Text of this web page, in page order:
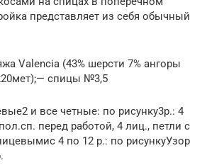
представляет из себя обычный
Valencia (43% шерсти 7% ангоры
спицы №3,5
и все четные: по рисунку3р.: 4
перед работой, 4 лиц., петли с
4 по 12 р.: по рисункуУзор